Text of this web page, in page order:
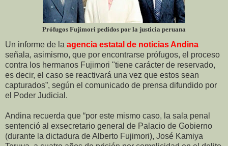
Prófugos Fujimori pedidos por la justicia peruana
Un informe de la agencia estatal de noticias Andina
señala, asimismo, que por encontrarse prófugos, el proceso
contra los hermanos Fujimori "tiene carácter de reservado,
es decir, el caso se reactivará una vez que estos sean
capturados”, según el comunicado de prensa difundido por
el Poder Judicial.
Andina recuerda que “por este mismo caso, la sala penal
sentenció al exsecretario general de Palacio de Gobierno
(durante la dictadura de Alberto Fujimori), José Kamiya